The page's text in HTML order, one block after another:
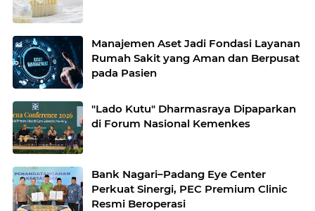
Manajemen Aset Jadi Fondasi Layanan
Rumah Sakit yang Aman dan Berpusat
pada Pasien
"Lado Kutu" Dharmasraya Dipaparkan
di Forum Nasional Kemenkes
Bank Nagari–Padang Eye Center
Perkuat Sinergi, PEC Premium Clinic
Resmi Beroperasi